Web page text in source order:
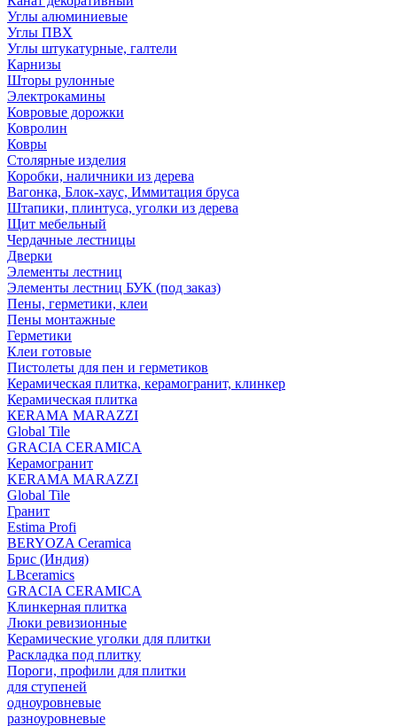
Углы алюминиевые
Углы ПВХ
Углы штукатурные, галтели
Карнизы
Шторы рулонные
Электрокамины
Ковровые дорожки
Ковролин
Ковры
Столярные изделия
Коробки, наличники из дерева
Вагонка, Блок-хаус, Иммитация бруса
Штапики, плинтуса, уголки из дерева
Щит мебельный
Чердачные лестницы
Дверки
Элементы лестниц
Элементы лестниц БУК (под заказ)
Пены, герметики, клеи
Пены монтажные
Герметики
Клеи готовые
Пистолеты для пен и герметиков
Керамическая плитка, керамогранит, клинкер
Керамическая плитка
КЕRАМА MARAZZI
Global Tile
GRACIA CERAMICA
Керамогранит
KERAMA MARAZZI
Global Tile
Гранит
Estima Profi
BERYOZA Ceramica
Брис (Индия)
LBceramics
GRACIA CERAMICA
Клинкерная плитка
Люки ревизионные
Керамические уголки для плитки
Раскладка под плитку
Пороги, профили для плитки
для ступеней
одноуровневые
разноуровневые